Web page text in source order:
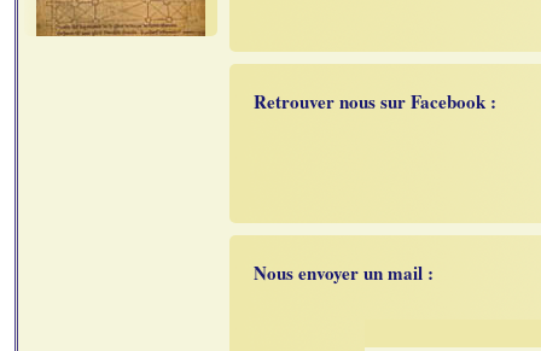
Retrouver nous sur Facebook :
Nous envoyer un mail :